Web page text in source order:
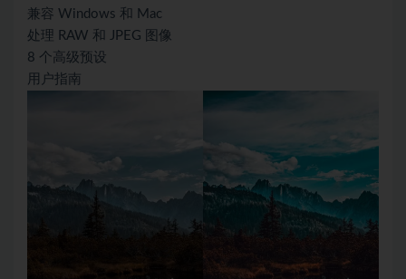
兼容 Windows 和 Mac
处理 RAW 和 JPEG 图像
8 个高级预设
用户指南